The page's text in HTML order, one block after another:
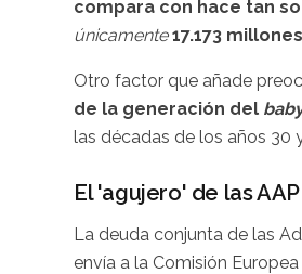
compara con hace tan
únicamente 17.173
Otro factor que añade
de la generación del
las décadas de los años 30
El 'agujero' de las
La deuda conjunta de las
envía a la Comisión